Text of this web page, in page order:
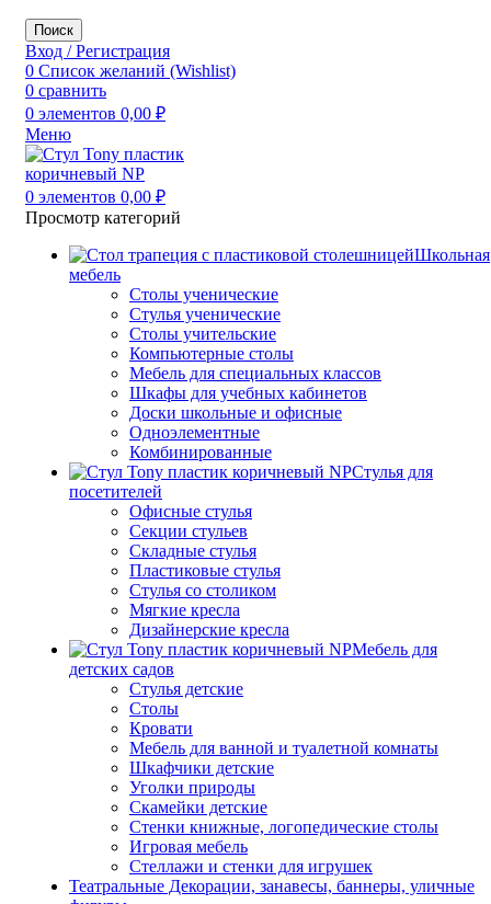
Поиск
Вход / Регистрация
0 Список желаний (Wishlist)
0 сравнить
0 элементов 0,00 ₽
Меню
0 элементов 0,00 ₽
Просмотр категорий
Школьная
мебель
Столы ученические
Стулья ученические
Столы учительские
Компьютерные столы
Мебель для специальных классов
Шкафы для учебных кабинетов
Доски школьные и офисные
Одноэлементные
Комбинированные
Стулья для
посетителей
Офисные стулья
Секции стульев
Складные стулья
Пластиковые стулья
Стулья со столиком
Мягкие кресла
Дизайнерские кресла
Мебель для
детских садов
Стулья детские
Столы
Кровати
Мебель для ванной и туалетной комнаты
Шкафчики детские
Уголки природы
Скамейки детские
Стенки книжные, логопедические столы
Игровая мебель
Стеллажи и стенки для игрушек
Театральные Декорации, занавесы, баннеры, уличные